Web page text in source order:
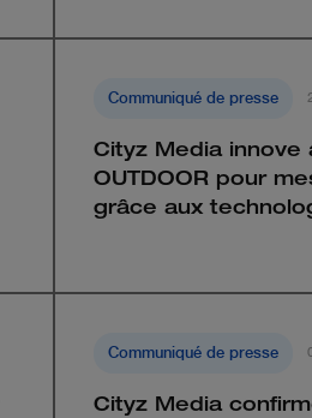
Communiqué de presse
Cityz Media innove
OUTDOOR pour
grâce aux
Communiqué de presse
Cityz Media